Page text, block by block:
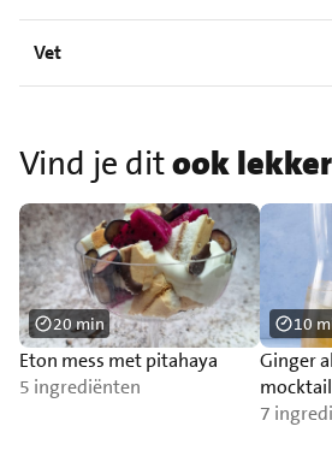
Vet
Vind je ditook
Eton mess met pitahaya
5 ingrediënten
20 min
Ginger
munt
7
10